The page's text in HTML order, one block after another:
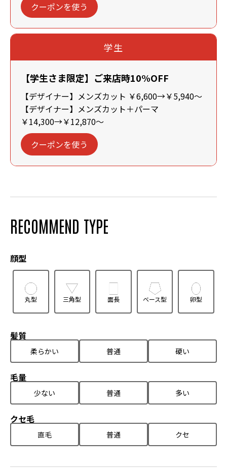
クーポンを使う
学生
【学生さま限定】ご来店時10%OFF
【デザイナー】メンズカット ￥6,600→￥5,940～
【デザイナー】メンズカット＋パーマ
￥14,300→￥12,870～
クーポンを使う
RECOMMEND TYPE
顔型
丸型 三角型 面長 ベース型 卵型
髪質
柔らかい 普通 硬い
毛量
少ない 普通 多い
クセ毛
直毛 普通 クセ